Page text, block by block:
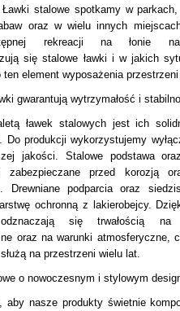
Ławki stalowe spotkamy w
oraz w wielu innych
rekreacji na łonie
się stalowe ławki i w jakich
ten element wyposażenia
gwarantują wytrzymałość i
ławek stalowych jest ich
Do produkcji wykorzystujemy
jakości. Stalowe podstawa
zabezpieczane przed korozją
Drewniane podparcia oraz
ochronną z lakierobejcy.
się trwałością na
oraz na warunki atmosferyczne,
na przestrzeni wielu lat.
o nowoczesnym i stylowym
aby nasze produkty świetnie